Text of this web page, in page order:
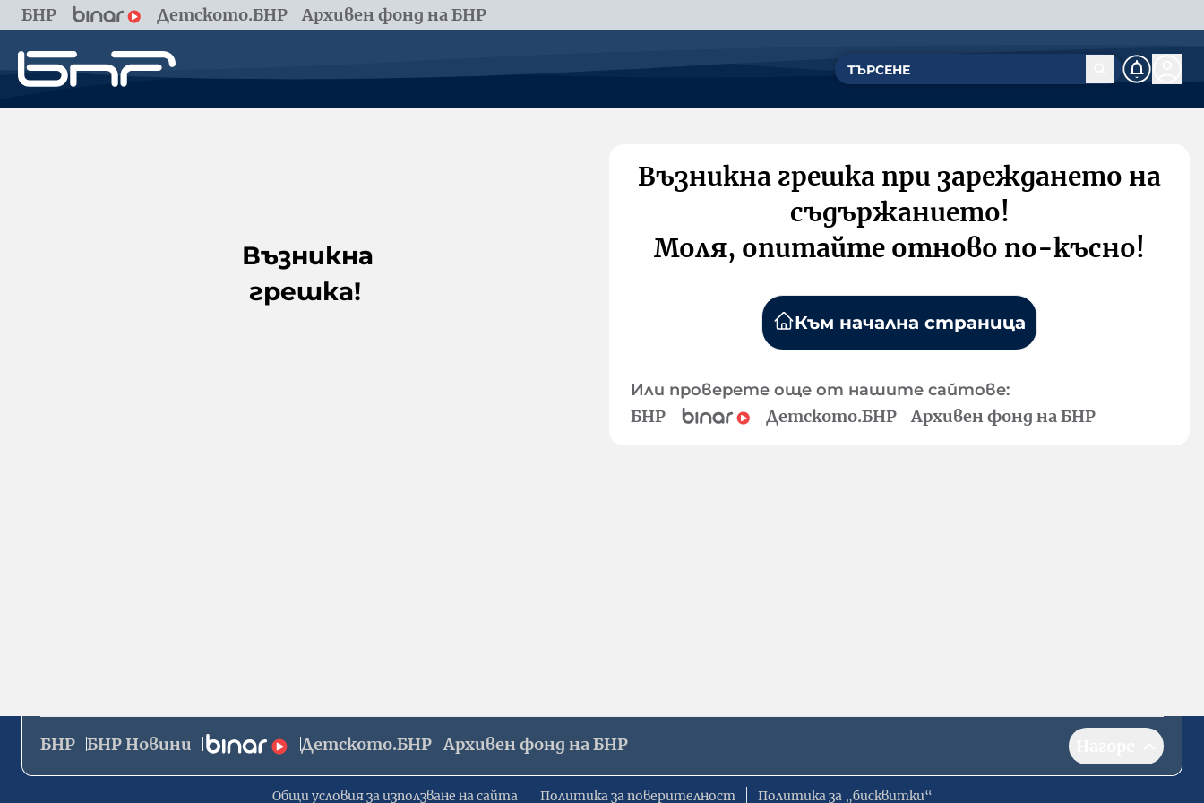
БНР Детското.БНР Архивен фонд на БНР
Възникна
грешка!
Възникна грешка при зареждането на
съдържанието!
Моля, опитайте отново по-късно!
Към начална страница
Или проверете още от нашите сайтове:
БНР Детското.БНР Архивен фонд на БНР
БНР БНР Новини Детското.БНР Архивен фонд на БНР
Общи условия за използване на сайта Политика за поверителност Политика за „бисквитки“